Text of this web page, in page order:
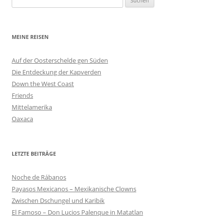
nach:
MEINE REISEN
Auf der Oosterschelde gen Süden
Die Entdeckung der Kapverden
Down the West Coast
Friends
Mittelamerika
Oaxaca
LETZTE BEITRÄGE
Noche de Rábanos
Payasos Mexicanos – Mexikanische Clowns
Zwischen Dschungel und Karibik
El Famoso – Don Lucios Palenque in Matatlan